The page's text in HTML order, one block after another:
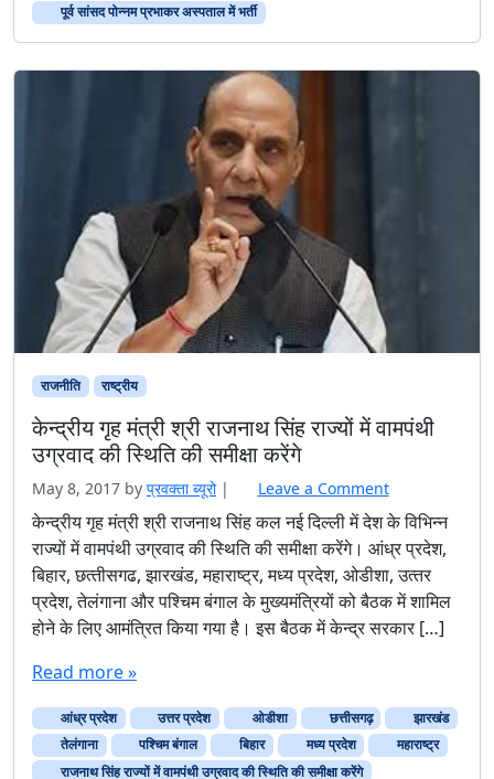
पूर्व सांसद पोन्नम प्रभाकर अस्पताल में भर्ती
राजनीति राष्ट्रीय
केन्‍द्रीय गृह मंत्री श्री राजनाथ सिंह राज्‍यों में वामपंथी
उग्रवाद की स्थिति की समीक्षा करेंगे
May 8, 2017 by प्रवक्‍ता ब्यूरो | Leave a Comment
केन्‍द्रीय गृह मंत्री श्री राजनाथ सिंह कल नई दिल्‍ली में देश के विभिन्‍न
राज्‍यों में वामपंथी उग्रवाद की स्थिति की समीक्षा करेंगे। आंध्र प्रदेश,
बिहार, छत्‍तीसगढ, झारखंड, महाराष्‍ट्र, मध्‍य प्रदेश, ओडीशा, उत्‍तर
प्रदेश, तेलंगाना और पश्चिम बंगाल के मुख्‍यमंत्रियों को बैठक में शामिल
होने के लिए आमंत्रित किया गया है। इस बैठक में केन्‍द्र सरकार […]
Read more »
आंध्र प्रदेश उत्तर प्रदेश ओडीशा छत्तीसगढ़
झारखंड
तेलंगाना
पश्चिम बंगाल बिहार मध्य प्रदेश
महाराष्ट्र
राजनाथ सिंह राज्‍यों में वामपंथी उग्रवाद की स्थिति की समीक्षा करेंगे